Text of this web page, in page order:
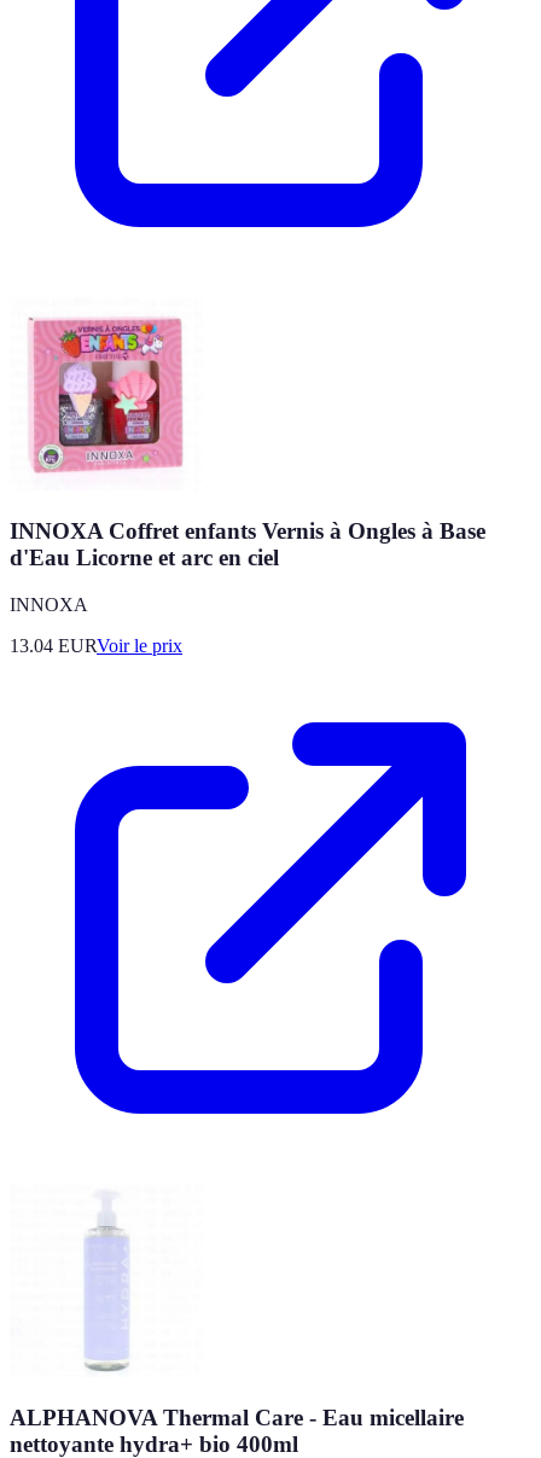
INNOXA Coffret enfants Vernis à Ongles à Base
d'Eau Licorne et arc en ciel
INNOXA
13.04 EURVoir le prix
ALPHANOVA Thermal Care - Eau micellaire
nettoyante hydra+ bio 400ml